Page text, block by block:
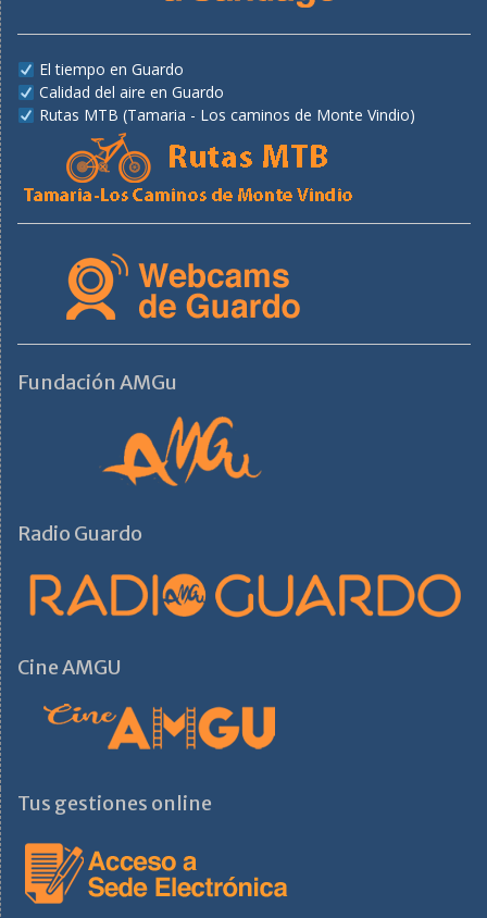
El tiempo en Guardo
Calidad del aire en Guardo
Rutas MTB (Tamaria - Los caminos de Monte Vindio)
Fundación AMGu
Radio Guardo
Cine AMGU
Tus gestiones online